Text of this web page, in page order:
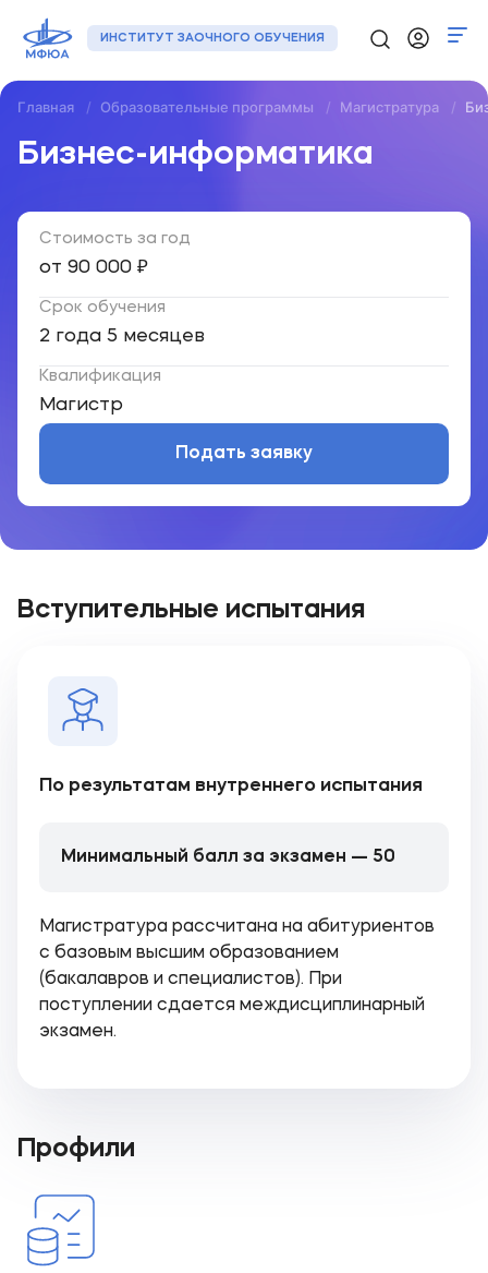
ИНСТИТУТ ЗАОЧНОГО ОБУЧЕНИЯ
Контакты
Подать заявку
Главная Образовательные программы Магистратура
Бизнес-информатика
Стоимость за год
от 90 000 ₽
Срок обучения
2 года 5 меcяцев
Квалификация
Магистр
Подать заявку
Вступительные испытания
По результатам внутреннего испытания
Минимальный балл за экзамен — 50
Магистратура рассчитана на абитуриентов
с базовым высшим образованием
(бакалавров и специалистов). При
поступлении сдается междисциплинарный
экзамен.
Профили